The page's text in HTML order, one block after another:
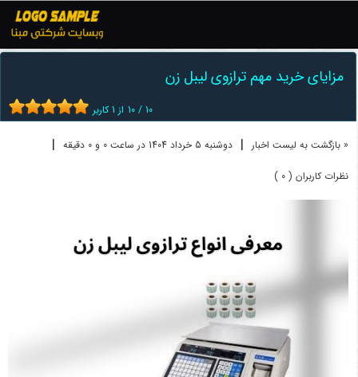
مزایای خرید مهم ترازوی لیبل زن
10 / 10 از 1کاربر
« بازگشت به لیست اخبار | دوشنبه 5 خرداد 1404 در ساعت 0 و 0 دقیقه |
نظرات کاربران ( 0 )